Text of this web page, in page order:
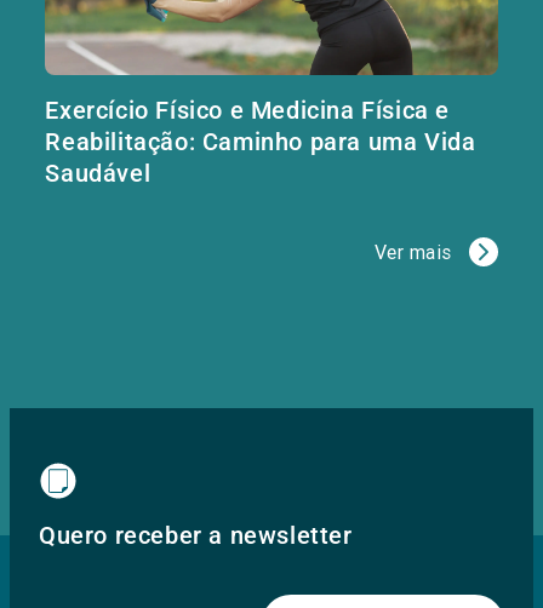
Exercício Físico e Medicina Física e
Reabilitação: Caminho para uma Vida
Saudável
Ver mais
Quero receber a newsletter